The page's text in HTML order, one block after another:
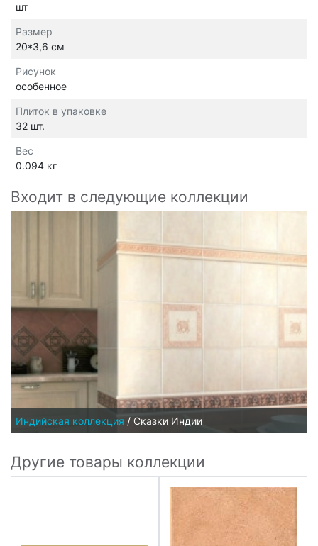
шт
Размер
20*3,6 см
Рисунок
особенное
Плиток в упаковке
32 шт.
Вес
0.094 кг
Входит в следующие коллекции
Индийская коллекция / Сказки Индии
Другие товары коллекции